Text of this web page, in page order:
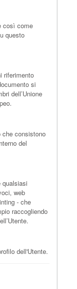
così come
questo
riferimento
si
dell’Unione
che consistono
del
qualsiasi
web
- che
raccogliendo
dell'Utente.